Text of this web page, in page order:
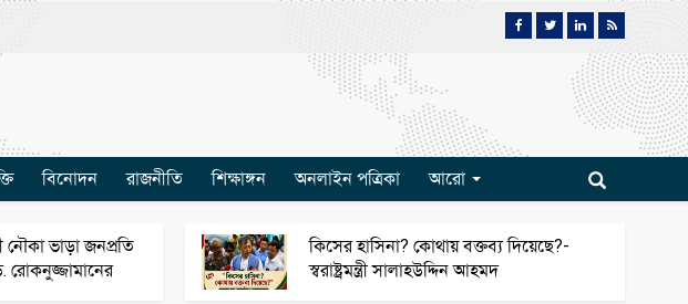
বিনোদন রাজনীতি শিক্ষাঙ্গন অনলাইন পত্রিকা আরো
ভাড়া জনপ্রতি
রোকনুজ্জামানের
কিসের হাসিনা? কোথায় বক্তব্য দিয়েছে?-
স্বরাষ্ট্রমন্ত্রী সালাহউদ্দিন আহমদ